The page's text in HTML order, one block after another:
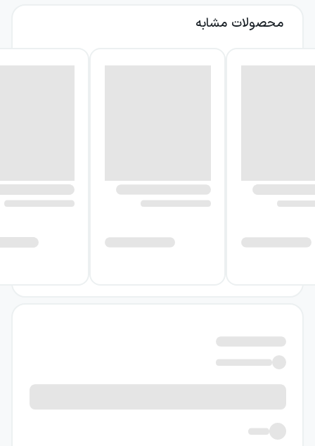
محصولات مشابه